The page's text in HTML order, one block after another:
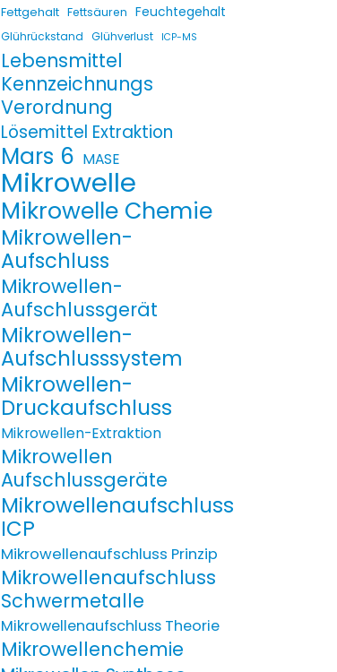
Fettgehalt Fettsäuren Feuchtegehalt
Glührückstand Glühverlust ICP-MS
Lebensmittel
Kennzeichnungs
Verordnung
Lösemittel Extraktion
Mars 6 MASE
Mikrowelle
Mikrowelle Chemie
Mikrowellen-
Aufschluss
Mikrowellen-
Aufschlussgerät
Mikrowellen-
Aufschlusssystem
Mikrowellen-
Druckaufschluss
Mikrowellen-Extraktion
Mikrowellen
Aufschlussgeräte
Mikrowellenaufschluss
ICP
Mikrowellenaufschluss Prinzip
Mikrowellenaufschluss
Schwermetalle
Mikrowellenaufschluss Theorie
Mikrowellenchemie